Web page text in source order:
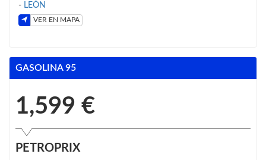
- LEÓN
VER EN MAPA
GASOLINA 95
1,599 €
PETROPRIX